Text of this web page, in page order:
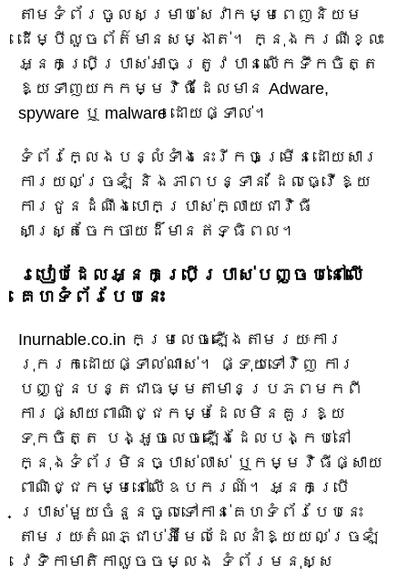
តាមទំព័រចូលសម្រាប់សេវាកម្មពេញនិយម
ដើម្បីលួចព័ត៌មានសម្ងាត់។ ក្នុងករណីខ្លះ
អ្នកប្រើប្រាស់អាចត្រូវបានលើកទឹកចិត្ត
ឱ្យទាញយកកម្មវិធីដែលមាន Adware,
spyware ឬ malware ដោយផ្ទាល់។
ទំព័រក្លែងបន្លំទាំងនេះរីកចម្រើនដោយសារ
ការយល់ច្រឡំ និងភាពបន្ទាន់ ដែលធ្វើឱ្យ
ការជូនដំណឹងបោកប្រាស់ក្លាយជាវិធី
សាស្ត្រចែកចាយដ៏មានឥទ្ធិពល។
របៀបដែលអ្នកប្រើប្រាស់បញ្ចប់នៅលើ
គេហទំព័របែបនេះ
Inurnable.co.in កម្រលេចឡើងតាមរយៈការ
រុករកដោយផ្ទាល់ណាស់។ ផ្ទុយទៅវិញ ការ
បញ្ជូនបន្តជាធម្មតាមានប្រភពមកពី
ការផ្សាយពាណិជ្ជកម្មដែលមិនគួរឱ្យ
ទុកចិត្ត បង្អួចលេចឡើងដែលបង្កប់នៅ
ក្នុងទំព័រមិនច្បាស់លាស់ ឬកម្មវិធីផ្សាយ
ពាណិជ្ជកម្មនៅលើឧបករណ៍។ អ្នកប្រើ
ប្រាស់មួយចំនួនចូលទៅកាន់គេហទំព័របែបនេះ
តាមរយៈតំណភ្ជាប់អ៊ីមែលដែលនាំឱ្យយល់ច្រឡំ
វេទិកាមាតិកាលួចចម្លង ទំព័រមនុស្ស